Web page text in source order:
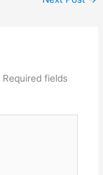
Required fields